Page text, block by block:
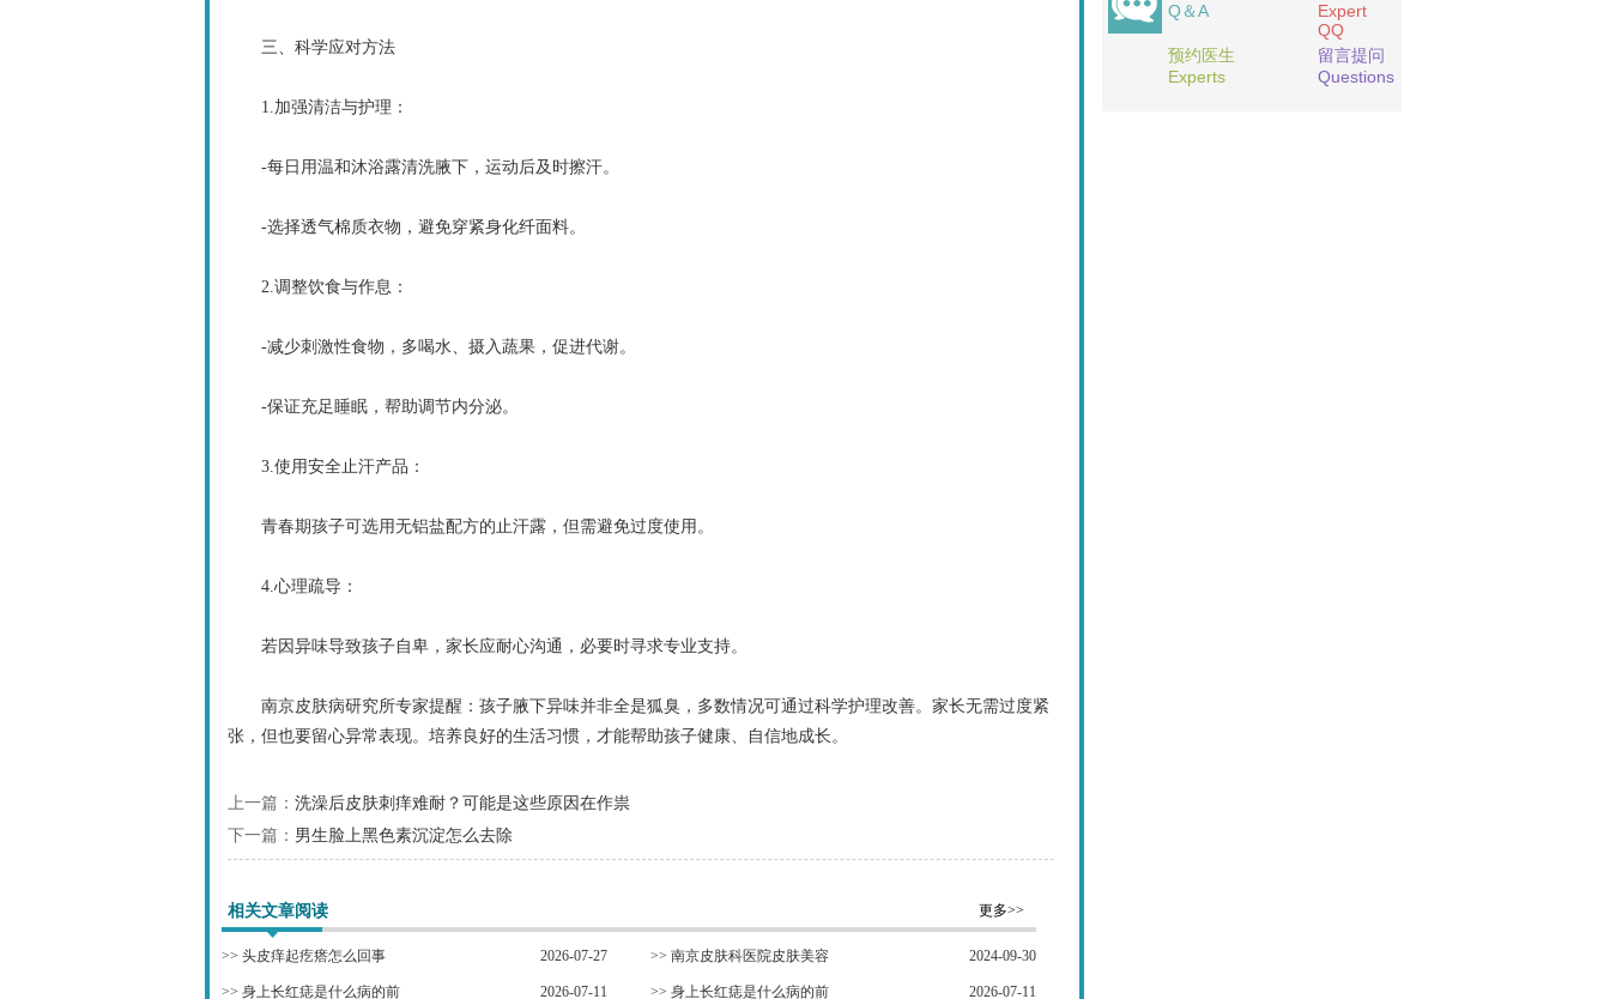
三、科学应对方法
1.加强清洁与护理：
-每日用温和沐浴露清洗腋下，运动后及时擦汗。
-选择透气棉质衣物，避免穿紧身化纤面料。
2.调整饮食与作息：
-减少刺激性食物，多喝水、摄入蔬果，促进代谢。
-保证充足睡眠，帮助调节内分泌。
3.使用安全止汗产品：
青春期孩子可选用无铝盐配方的止汗露，但需避免过度使用。
4.心理疏导：
若因异味导致孩子自卑，家长应耐心沟通，必要时寻求专业支持。
南京皮肤病研究所专家提醒：孩子腋下异味并非全是狐臭，多数情况可通过科学护理改善。家长无需过度紧
张，但也要留心异常表现。培养良好的生活习惯，才能帮助孩子健康、自信地成长。
上一篇： 洗澡后皮肤刺痒难耐？可能是这些原因在作祟
下一篇： 男生脸上黑色素沉淀怎么去除
更多>>
相关文章阅读
2026-07-27
>> 头皮痒起疙瘩怎么回事
2026-07-11
>> 身上长红痣是什么病的前
2024-09-30
>> 南京皮肤科医院皮肤美容
2026-07-11
>> 身上长红痣是什么病的前
Q＆A
Expert
QQ
预约医生
Experts
留言提问
Questions